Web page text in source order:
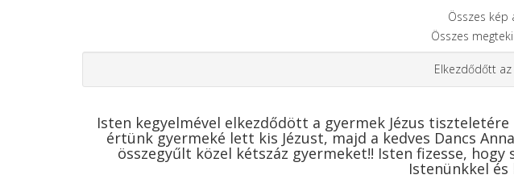
Összes kép
Összes
Elkezdődőtt az
Isten kegyelmével elkezdődött a gyermek Jézus
értünk gyermeké lett kis Jézust, majd a kedves Dancs
összegyűlt közel kétszáz gyermeket!! Isten fizesse,
Istenünkkel